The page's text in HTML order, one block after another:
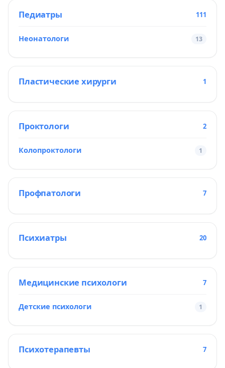
Педиатры 111
Неонатологи 13
Пластические хирурги 1
Проктологи 2
Колопроктологи 1
Профпатологи 7
Психиатры 20
Медицинские психологи 7
Детские психологи 1
Психотерапевты 7